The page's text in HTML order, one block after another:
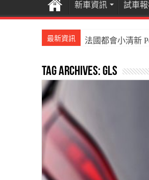
新車資訊 試車
最新資訊 法國都會小清新
國產電油休旅新王
Tag Archives:gls